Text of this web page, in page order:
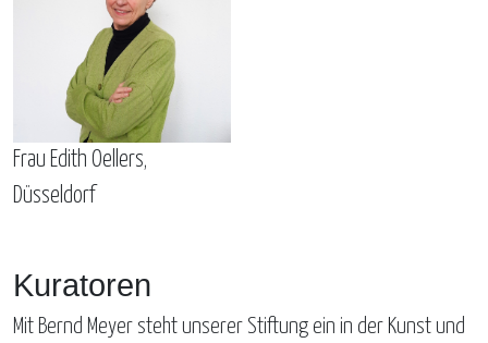
Frau Edith Oellers,
Düsseldorf
Kuratoren
Mit Bernd Meyer steht unserer Stiftung ein in der Kunst und